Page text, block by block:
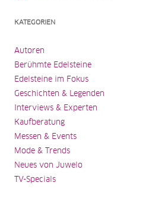
KATEGORIEN
Autoren
Berühmte Edelsteine
Edelsteine im Fokus
Geschichten & Legenden
Interviews & Experten
Kaufberatung
Messen & Events
Mode & Trends
Neues von Juwelo
TV-Specials